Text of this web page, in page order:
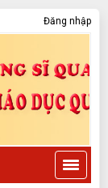
Đăng nhập